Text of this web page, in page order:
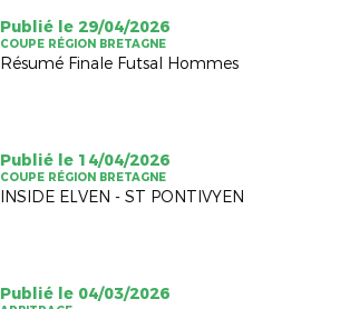
Publié le 29/04/2026
COUPE RÉGION BRETAGNE
Résumé Finale Futsal Hommes
Publié le 14/04/2026
COUPE RÉGION BRETAGNE
INSIDE ELVEN - ST PONTIVYEN
Publié le 04/03/2026